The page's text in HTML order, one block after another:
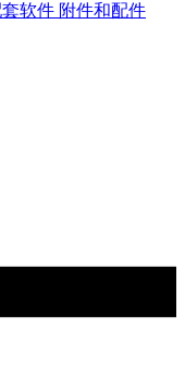
软件 附件和配件